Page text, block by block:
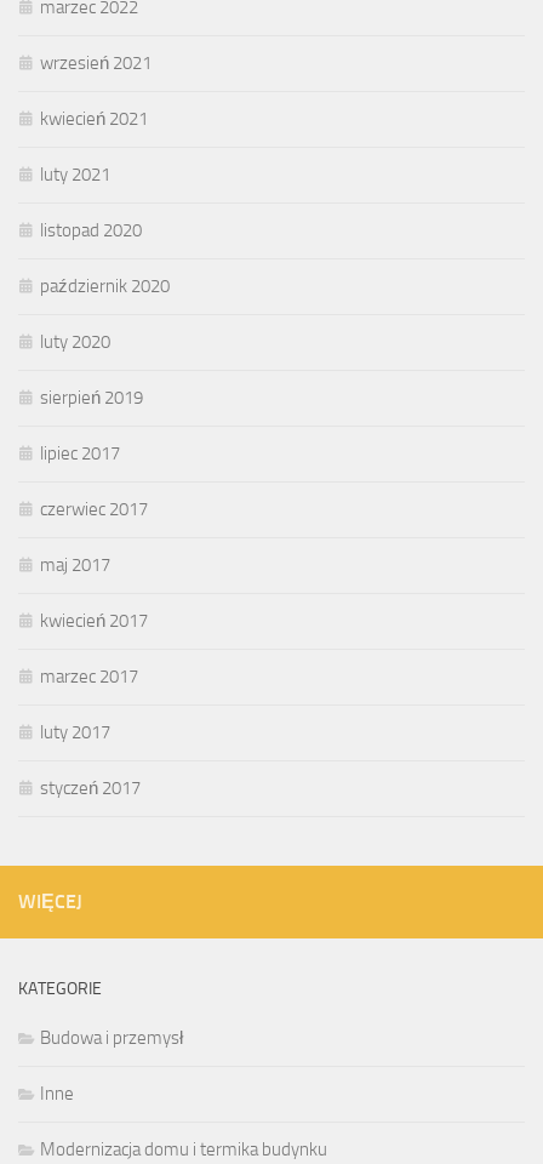
marzec 2022
wrzesień 2021
kwiecień 2021
luty 2021
listopad 2020
październik 2020
luty 2020
sierpień 2019
lipiec 2017
czerwiec 2017
maj 2017
kwiecień 2017
marzec 2017
luty 2017
styczeń 2017
WIĘCEJ
KATEGORIE
Budowa i przemysł
Inne
Modernizacja domu i termika budynku